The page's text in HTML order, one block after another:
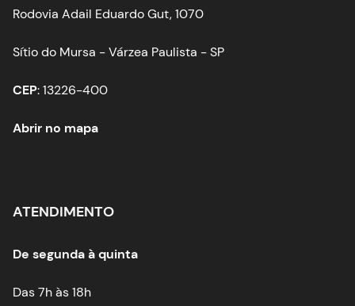
Rodovia Adail Eduardo Gut, 1070
Sítio do Mursa - Várzea Paulista - SP
CEP: 13226-400
Abrir no mapa
ATENDIMENTO
De segunda à quinta
Das 7h às 18h